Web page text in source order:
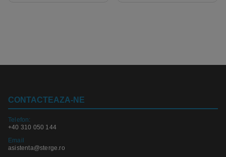
CONTACTEAZA-NE
Telefon:
+40 310 050 144
Email
asistenta@sterge.ro